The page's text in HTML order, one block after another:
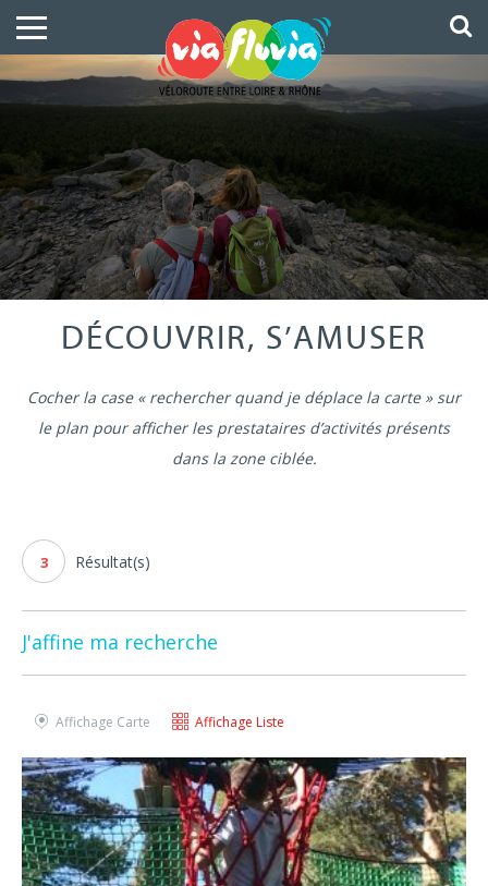
DÉCOUVRIR, S’AMUSER
Cocher la case « rechercher quand je déplace la carte » sur
le plan pour afficher les prestataires d’activités présents
dans la zone ciblée.
3 Résultat(s)
J'affine ma recherche
Affichage Carte Affichage Liste